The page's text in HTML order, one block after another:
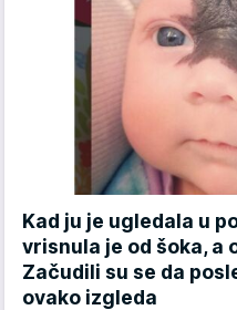
Kad ju je ugledala u
vrisnula je od šoka, a
Začudili su se da
ovako izgleda